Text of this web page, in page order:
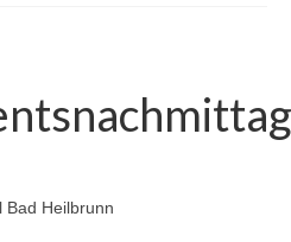
Bad Heilbrunn